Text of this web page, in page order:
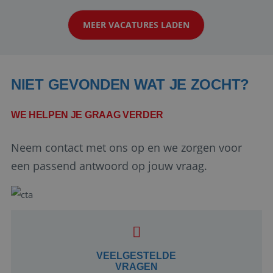
klanten te overtuigen om die droomreis te
boeken! ...
MEER VACATURES LADEN
NIET GEVONDEN WAT JE ZOCHT?
WE HELPEN JE GRAAG VERDER
Neem contact met ons op en we zorgen voor
een passend antwoord op jouw vraag.
VEELGESTELDE
VRAGEN
Google Privacy Policy